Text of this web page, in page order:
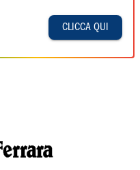
CLICCA QUI